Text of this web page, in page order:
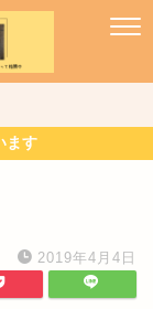
ます
2019年4月4日